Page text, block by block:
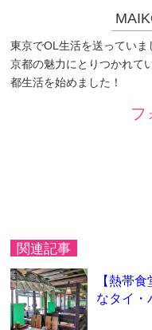
東京でOL生活を送っていま
京都の魅力にとりつかれて
都生活を始めました！
フ
関連記事
【熱帯
なタイ・